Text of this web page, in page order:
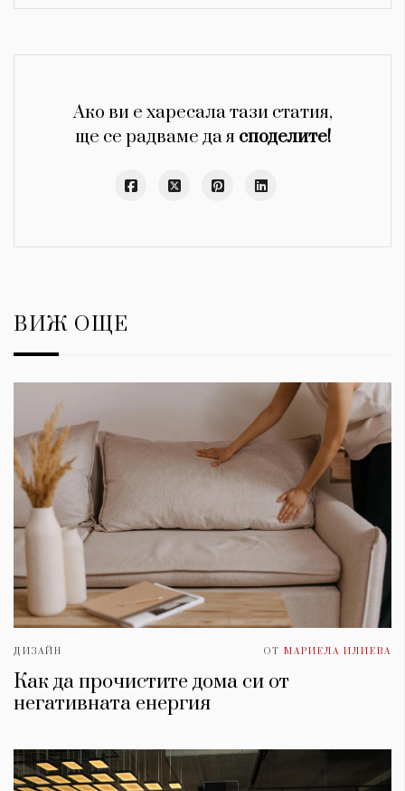
Ако ви е харесала тази статия,
ще се радваме да я споделите!
ВИЖ ОЩЕ
ДИЗАЙН ОТ МАРИЕЛА ИЛИЕВА
Как да прочистите дома си от
негативната енергия